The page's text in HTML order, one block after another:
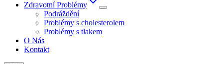
Zdravotní Problémy
Podráždění
Problémy s cholesterolem
Problémy s tlakem
O Nás
Kontakt